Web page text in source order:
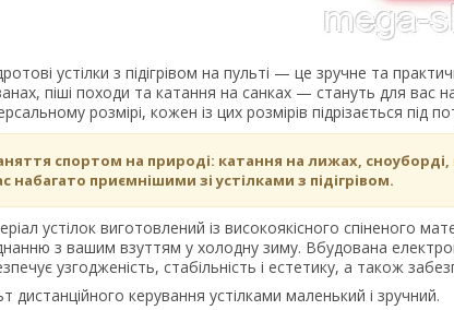
устілки з підігрівом на пульті — це зручне та
піші походи та катання на санках — стануть для вас
розмірі, кожен із цих розмірів підрізається
спортом на природі: катання на лижах,
набагато приємнішими зі устілками з підігрівом.
устілок виготовлений із високоякісного спіненого
з вашим взуттям у холодну зиму. Вбудована
узгодженість, стабільність і естетику, а також
дистанційного керування устілками маленький і зручний.